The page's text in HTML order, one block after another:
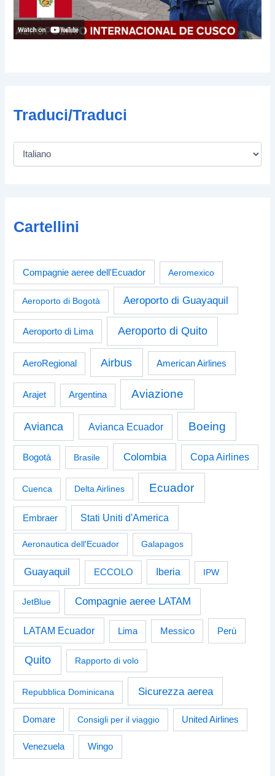
Traduci/Traduci
Cartellini
Compagnie aeree dell'Ecuador Aeromexico
Aeroporto di Bogotà Aeroporto di Guayaquil
Aeroporto di Lima Aeroporto di Quito
AeroRegional Airbus American Airlines
Arajet Argentina Aviazione
Avianca Avianca Ecuador Boeing
Bogotà Brasile Colombia Copa Airlines
Cuenca Delta Airlines Ecuador
Embraer Stati Uniti d'America
Aeronautica dell'Ecuador Galapagos
Guayaquil ECCOLO Iberia IPW
JetBlue Compagnie aeree LATAM
LATAM Ecuador Lima Messico Perù
Quito Rapporto di volo
Repubblica Dominicana Sicurezza aerea
Domare Consigli per il viaggio United Airlines
Venezuela Wingo